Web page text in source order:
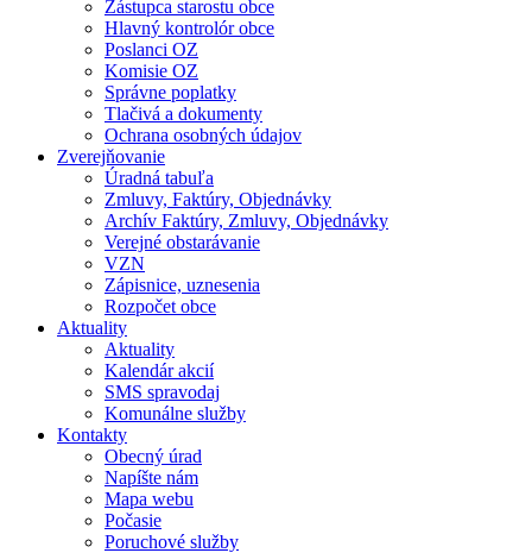
Zástupca starostu obce
Hlavný kontrolór obce
Poslanci OZ
Komisie OZ
Správne poplatky
Tlačivá a dokumenty
Ochrana osobných údajov
Zverejňovanie
Úradná tabuľa
Zmluvy, Faktúry, Objednávky
Archív Faktúry, Zmluvy, Objednávky
Verejné obstarávanie
VZN
Zápisnice, uznesenia
Rozpočet obce
Aktuality
Aktuality
Kalendár akcií
SMS spravodaj
Komunálne služby
Kontakty
Obecný úrad
Napíšte nám
Mapa webu
Počasie
Poruchové služby